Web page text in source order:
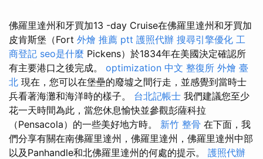
佛羅里達州和牙買加13 -day Cruise在佛羅里達州和牙買加
皮肯斯堡（Fort 外燴 推薦 ptt 護照代辦 搜尋引擎優化 工
商登記 seo是什麼 Pickens）於1834年在美國決定確認所
有主要港口之後完成。 optimization 中文 整復所 外燴 臺
北 現在，您可以在堡壘的廢墟之間行走，並感覺到當時士
兵看著海灘和海洋時的樣子。 台北記帳士 我們建議您至少
花一天時間為此，當您休息愉快並參觀彭薩科拉
（Pensacola）的一些美好地方時。 新竹 整骨 在下面，我
們分享有關在南佛羅里達州，佛羅里達州，佛羅里達州中部
以及Panhandle和北佛羅里達州的何處的提示。 護照代辦